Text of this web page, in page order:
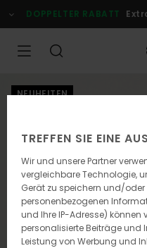
zur
Produktinformation
DOPPELTER RABATT
NEUHEITEN
TREFFEN SIE EINE
Wir und unsere Partner
vergleichbare Technologie,
Gerät zu speichern und/
personenbezogenen
und Ihre IP-Adresse) können
personalisierte Beiträge und
Leistung von Werbung und